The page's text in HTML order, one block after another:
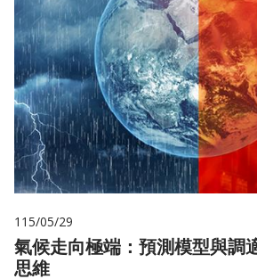
115/05/29
氣候走向極端：預測模型與調
思維